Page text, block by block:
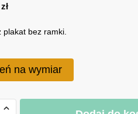
zł
plakat bez ramki.
na wymiar